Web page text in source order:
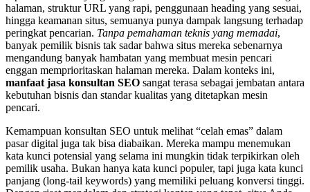
halaman, struktur URL yang rapi, penggunaan heading yang sesuai,
hingga keamanan situs, semuanya punya dampak langsung terhadap
peringkat pencarian. Tanpa pemahaman teknis yang memadai,
banyak pemilik bisnis tak sadar bahwa situs mereka sebenarnya
mengandung banyak hambatan yang membuat mesin pencari
enggan memprioritaskan halaman mereka. Dalam konteks ini,
manfaat jasa konsultan SEO sangat terasa sebagai jembatan antara
kebutuhan bisnis dan standar kualitas yang ditetapkan mesin
pencari.
Kemampuan konsultan SEO untuk melihat “celah emas” dalam
pasar digital juga tak bisa diabaikan. Mereka mampu menemukan
kata kunci potensial yang selama ini mungkin tidak terpikirkan oleh
pemilik usaha. Bukan hanya kata kunci populer, tapi juga kata kunci
panjang (long-tail keywords) yang memiliki peluang konversi tinggi.